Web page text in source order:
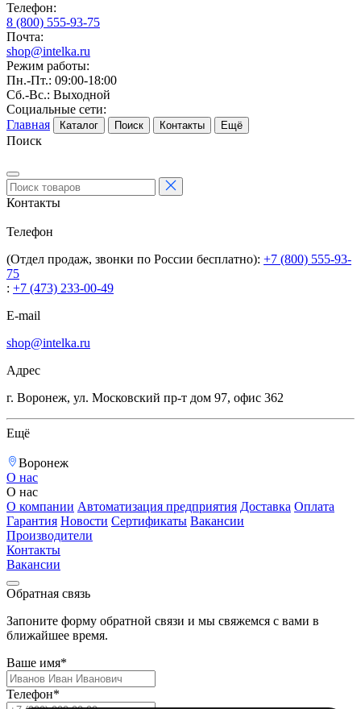
Телефон:
8 (800) 555-93-75
Почта:
shop@intelka.ru
Режим работы:
Пн.-Пт.: 09:00-18:00
Сб.-Вс.: Выходной
Социальные сети:
Главная
Каталог Поиск Контакты Ещё
Поиск
Контакты
Телефон
(Отдел продаж, звонки по России бесплатно): +7 (800) 555-93-
75
: +7 (473) 233-00-49
E-mail
shop@intelka.ru
Адрес
г. Воронеж, ул. Московский пр-т дом 97, офис 362
Ещё
Воронеж
О нас
О нас
О компании Автоматизация предприятия Доставка Оплата
Гарантия Новости Сертификаты Вакансии
Производители
Контакты
Вакансии
Обратная связь
Запоните форму обратной связи и мы свяжемся с вами в
ближайшее время.
Ваше имя*
Телефон*